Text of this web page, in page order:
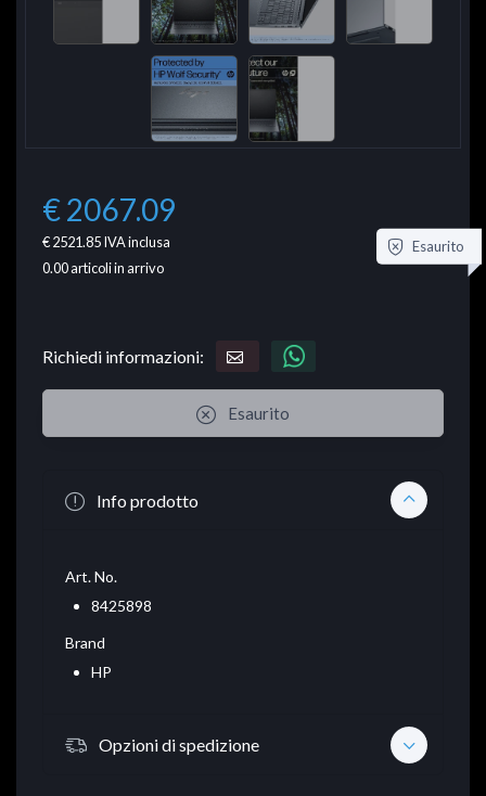
€ 2067.09
€ 2521.85IVA inclusa
0.00articoli in arrivo
Esaurito
Richiedi informazioni:
Esaurito
Info prodotto
Art. No.
8425898
Brand
HP
Opzioni di spedizione